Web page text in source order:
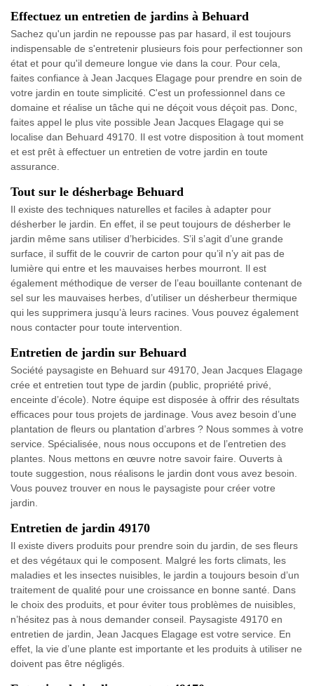
Effectuez un entretien de jardins à Behuard
Sachez qu'un jardin ne repousse pas par hasard, il est toujours
indispensable de s'entretenir plusieurs fois pour perfectionner son
état et pour qu'il demeure longue vie dans la cour. Pour cela,
faites confiance à Jean Jacques Elagage pour prendre en soin de
votre jardin en toute simplicité. C'est un professionnel dans ce
domaine et réalise un tâche qui ne déçoit vous déçoit pas. Donc,
faites appel le plus vite possible Jean Jacques Elagage qui se
localise dan Behuard 49170. Il est votre disposition à tout moment
et est prêt à effectuer un entretien de votre jardin en toute
assurance.
Tout sur le désherbage Behuard
Il existe des techniques naturelles et faciles à adapter pour
désherber le jardin. En effet, il se peut toujours de désherber le
jardin même sans utiliser d’herbicides. S’il s’agit d’une grande
surface, il suffit de le couvrir de carton pour qu’il n’y ait pas de
lumière qui entre et les mauvaises herbes mourront. Il est
également méthodique de verser de l’eau bouillante contenant de
sel sur les mauvaises herbes, d’utiliser un désherbeur thermique
qui les supprimera jusqu’à leurs racines. Vous pouvez également
nous contacter pour toute intervention.
Entretien de jardin sur Behuard
Société paysagiste en Behuard sur 49170, Jean Jacques Elagage
crée et entretien tout type de jardin (public, propriété privé,
enceinte d’école). Notre équipe est disposée à offrir des résultats
efficaces pour tous projets de jardinage. Vous avez besoin d’une
plantation de fleurs ou plantation d’arbres ? Nous sommes à votre
service. Spécialisée, nous nous occupons et de l’entretien des
plantes. Nous mettons en œuvre notre savoir faire. Ouverts à
toute suggestion, nous réalisons le jardin dont vous avez besoin.
Vous pouvez trouver en nous le paysagiste pour créer votre
jardin.
Entretien de jardin 49170
Il existe divers produits pour prendre soin du jardin, de ses fleurs
et des végétaux qui le composent. Malgré les forts climats, les
maladies et les insectes nuisibles, le jardin a toujours besoin d’un
traitement de qualité pour une croissance en bonne santé. Dans
le choix des produits, et pour éviter tous problèmes de nuisibles,
n’hésitez pas à nous demander conseil. Paysagiste 49170 en
entretien de jardin, Jean Jacques Elagage est votre service. En
effet, la vie d’une plante est importante et les produits à utiliser ne
doivent pas être négligés.